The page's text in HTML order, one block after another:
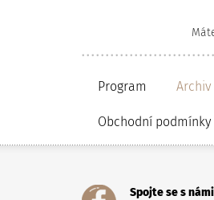
Program
Obchodní
Spojte se s námi